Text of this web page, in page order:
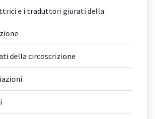
e i traduttori giurati della
della circoscrizione